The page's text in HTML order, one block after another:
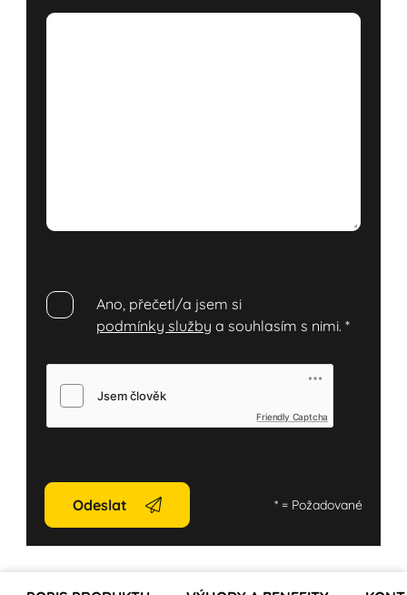
Ano, přečetl/a jsem si
podmínky služby a souhlasím s nimi.*
Friendly Captcha
Odeslat *= Požadované